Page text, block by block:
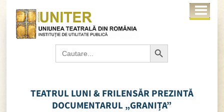
Search
for:
Search Button
TEATRUL LUNI & FRILENSĂR PREZINTĂ
DOCUMENTARUL „GRANIȚA”